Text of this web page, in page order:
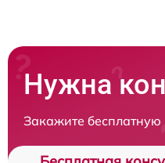
Нужна
Закажите бесплатную